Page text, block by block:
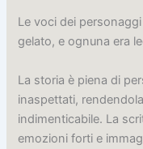
Le voci dei
gelato, e ognuna era
La storia è piena di
inaspettati,
indimenticabile. La
emozioni forti e